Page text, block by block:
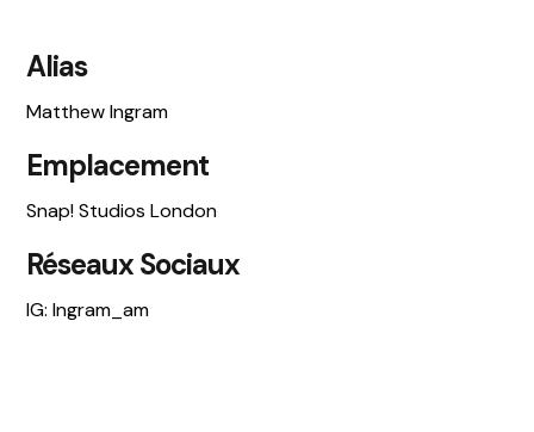
Alias
Matthew Ingram
Emplacement
Snap! Studios London
Réseaux Sociaux
IG: Ingram_am